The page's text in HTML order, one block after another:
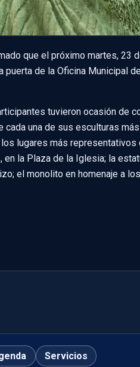
que el próximo martes, 23
puerta de la Oficina Municipal
tuvieron ocasión de
una de sus esculturas
lugares más representativos
la Plaza de la Iglesia; la
el monolito en homenaje a
Servicios